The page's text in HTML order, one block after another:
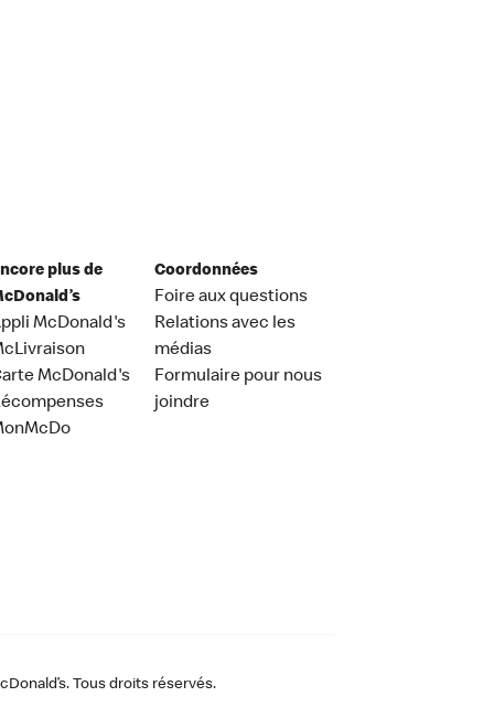
plus de
McDonald's
McDonald's
Coordonnées
Foire aux questions
Relations avec les
médias
Formulaire pour nous
joindre
Tous droits réservés.